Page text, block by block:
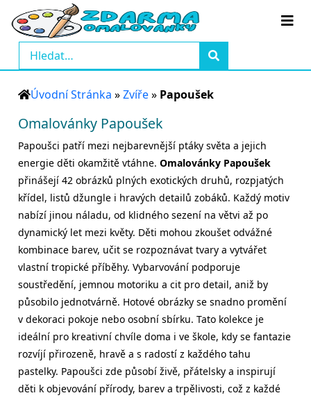
Úvodní Stránka »Zvíře» Papoušek
Omalovánky Papoušek
Papoušci patří mezi nejbarevnější ptáky světa a jejich
energie děti okamžitě vtáhne. Omalovánky Papoušek
přinášejí 42 obrázků plných exotických druhů, rozpjatých
křídel, listů džungle i hravých detailů zobáků. Každý motiv
nabízí jinou náladu, od klidného sezení na větvi až po
dynamický let mezi květy. Děti mohou zkoušet odvážné
kombinace barev, učit se rozpoznávat tvary a vytvářet
vlastní tropické příběhy. Vybarvování podporuje
soustředění, jemnou motoriku a cit pro detail, aniž by
působilo jednotvárně. Hotové obrázky se snadno promění
v dekoraci pokoje nebo osobní sbírku. Tato kolekce je
ideální pro kreativní chvíle doma i ve škole, kdy se fantazie
rozvíjí přirozeně, hravě a s radostí z každého tahu
pastelky. Papoušci zde působí živě, přátelsky a inspirují
děti k objevování přírody, barev a trpělivosti, což z každé